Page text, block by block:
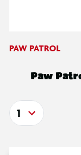
PAW PATROL
Paw
1